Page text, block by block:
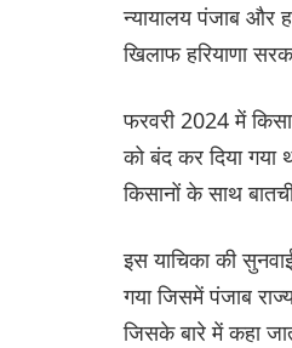
न्यायालय पंजाब और
खिलाफ हरियाणा
फरवरी 2024 में
को बंद कर दिया गया
किसानों के साथ
इस याचिका की
गया जिसमें पंजाब
जिसके बारे में कहा